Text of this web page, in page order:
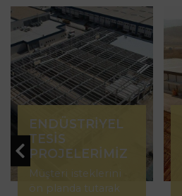
ENDÜSTRİYEL
TESİS
PROJELERİMİZ
Müşteri isteklerini
ön planda tutarak